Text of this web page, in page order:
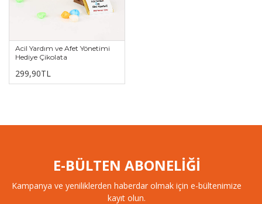
Acil Yardım ve Afet Yönetimi
Hediye Çikolata
299,90TL
E-BÜLTEN ABONELİĞİ
Kampanya ve yeniliklerden haberdar olmak için e-bültenimize
kayıt olun.